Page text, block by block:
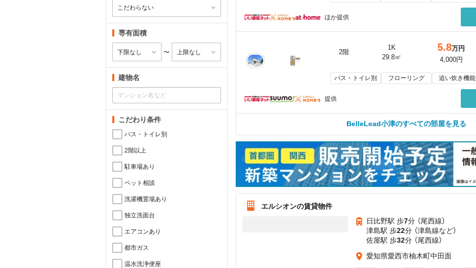
専有面積
〜
建物名
こだわり条件
バス・トイレ別
2階以上
駐車場あり
ペット相談
洗濯機置場あり
独立洗面台
エアコンあり
都市ガス
温水洗浄便座
ほか提供
2階
1K
29.8㎡
5.8万円
4,000円
バス・トイレ別 フローリング 追い炊き機能
提供
BelleLead小津のすべての部屋を見る
エルシオンの賃貸物件
日比野駅 歩7分 （尾西線）
津島駅 歩22分 （津島線など）
佐屋駅 歩32分 （尾西線）
愛知県愛西市柚木町中田面